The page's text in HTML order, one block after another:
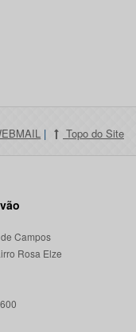
| Topo do Site
Campos
Rosa Elze